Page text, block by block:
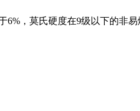
，莫氏硬度在9级以下的非